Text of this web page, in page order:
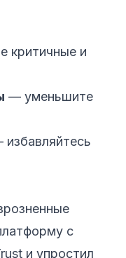
критичные и
— уменьшите
с
и упростил